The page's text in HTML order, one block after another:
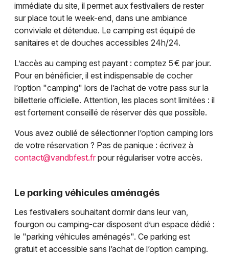
immédiate du site, il permet aux festivaliers de rester
sur place tout le week-end, dans une ambiance
conviviale et détendue. Le camping est équipé de
sanitaires et de douches accessibles 24h/24.
L’accès au camping est payant : comptez 5 € par jour.
Pour en bénéficier, il est indispensable de cocher
l’option "camping" lors de l’achat de votre pass sur la
billetterie officielle. Attention, les places sont limitées : il
est fortement conseillé de réserver dès que possible.
Vous avez oublié de sélectionner l’option camping lors
de votre réservation ? Pas de panique : écrivez à
contact@vandbfest.fr pour régulariser votre accès.
Le parking véhicules aménagés
Les festivaliers souhaitant dormir dans leur van,
fourgon ou camping-car disposent d’un espace dédié :
le "parking véhicules aménagés". Ce parking est
gratuit et accessible sans l’achat de l’option camping.